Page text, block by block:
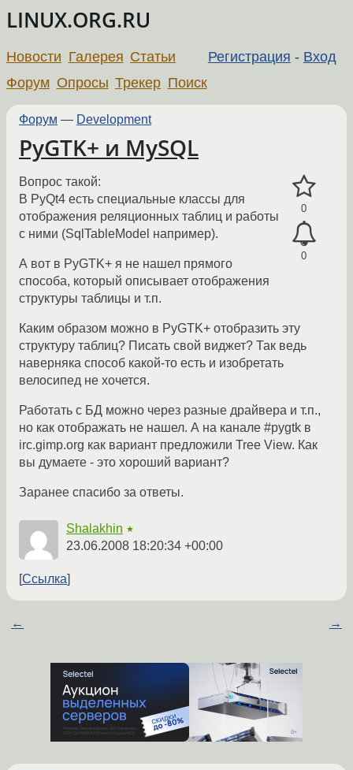
LINUX.ORG.RU
Регистрация - Вход
Новости Галерея Статьи
Форум Опросы Трекер Поиск
Форум — Development
PyGTK+ и MySQL
0
0
Вопрос такой:
В PyQt4 есть специальные классы для
отображения реляционных таблиц и работы
с ними (SqlTableModel например).
А вот в PyGTK+ я не нашел прямого
способа, который описывает отображения
структуры таблицы и т.п.
Каким образом можно в PyGTK+ отобразить эту
структуру таблиц? Писать свой виджет? Так ведь
наверняка способ какой-то есть и изобретать
велосипед не хочется.
Работать с БД можно через разные драйвера и т.п.,
но как отображать не нашел. А на канале #pygtk в
irc.gimp.org как вариант предложили Tree View. Как
вы думаете - это хороший вариант?
Заранее спасибо за ответы.
Shalakhin ★
23.06.2008 18:20:34 +00:00
Ссылка
← →